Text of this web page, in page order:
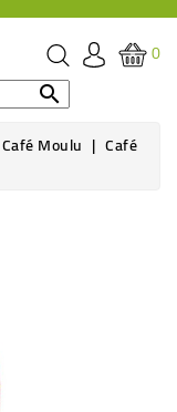
0

Café Moulu Café